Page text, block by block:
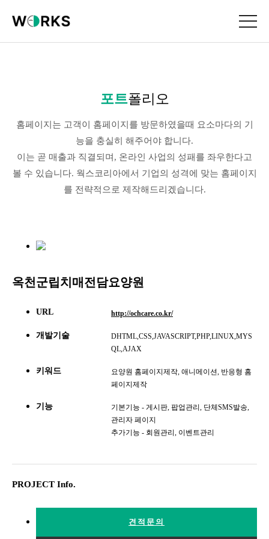
포트폴리오
홈페이지는 고객이 홈페이지를 방문하였을때 요소마다의 기
능을 충실히 해주어야 합니다.
이는 곧 매출과 직결되며, 온라인 사업의 성패를 좌우한다고
볼 수 있습니다. 웍스코리아에서 기업의 성격에 맞는 홈페이지
를 전략적으로 제작해드리겠습니다.
옥천군립치매전담요양원
URL http://ochcare.co.kr/
개발기술
DHTML,CSS,JAVASCRIPT,PHP,LINUX,MYS
QL,AJAX
키워드
요양원 홈페이지제작, 애니메이션, 반응형 홈
페이지제작
기능
기본기능 - 게시판, 팝업관리, 단체SMS발송,
관리자 페이지
추가기능 - 회원관리, 이벤트관리
PROJECT Info.
견적문의